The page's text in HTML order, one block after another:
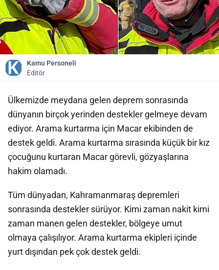
Kamu Personeli
Editör
Ülkemizde meydana gelen deprem sonrasında
dünyanın birçok yerinden destekler gelmeye devam
ediyor. Arama kurtarma için Macar ekibinden de
destek geldi. Arama kurtarma sırasında küçük bir kız
çocuğunu kurtaran Macar görevli, gözyaşlarına
hakim olamadı.
Tüm dünyadan, Kahramanmaraş depremleri
sonrasında destekler sürüyor. Kimi zaman nakit kimi
zaman manen gelen destekler, bölgeye umut
olmaya çalışılıyor. Arama kurtarma ekipleri içinde
yurt dışından pek çok destek geldi.